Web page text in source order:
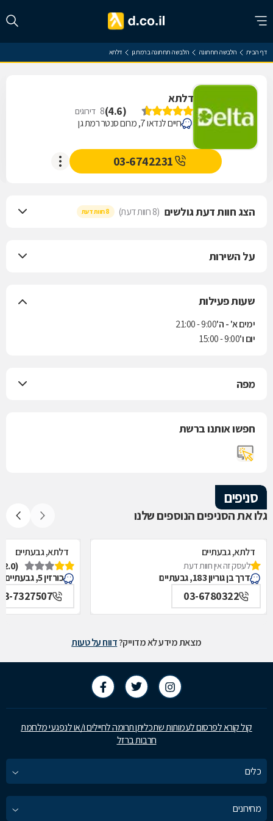
דף הבית הלבשה תחתונה הלבשה תחתונה ברמת גן דלתא
דלתא
(
4.6
)
8 דירוגים
חיים לנדאו 7, מרום סנטר רמת גן
03-6742231
הצג חוות דעת גולשים (8 חוות דעת) 8 חוות דעת
על השירות
שעות פעילות
ימים א' - ה'9:00 - 21:00
יום ו'9:00 - 15:00
מפה
חפשו אותנו ברשת
סניפים
גלו את הסניפים הנוספים שלנו
דלתא, גבעתיים
לעסק זה אין חוות דעת
דרך בן גוריון 183, גבעתיים
03-6780322
דלתא, גבעתיים
(2.0)
כורזין 5, גבעתיים
7327507
מצאת מידע לא מדוייק?דווח על טעות
קול קורא לפרסום לעמותות שתכליתן תרומה לחיילים ו/או לנפגעי מלחמת
חרבות ברזל
כלים
מחירונים